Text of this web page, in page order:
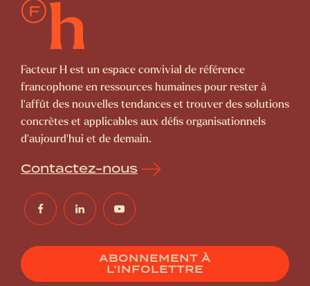
Facteur H est un espace convivial de référence
francophone en ressources humaines pour rester à
l’affût des nouvelles tendances et trouver des solutions
concrètes et applicables aux défis organisationnels
d’aujourd’hui et de demain.
Contactez-nous
ABONNEMENT À
L’INFOLETTRE